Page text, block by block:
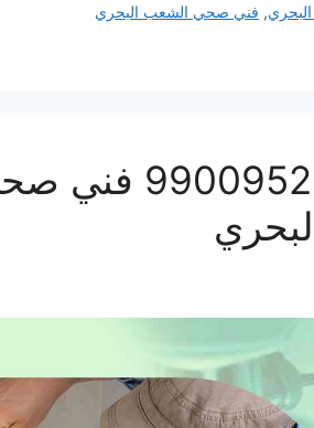
, فني صحي الشعب البحري
رقم صحي الشعب البحري